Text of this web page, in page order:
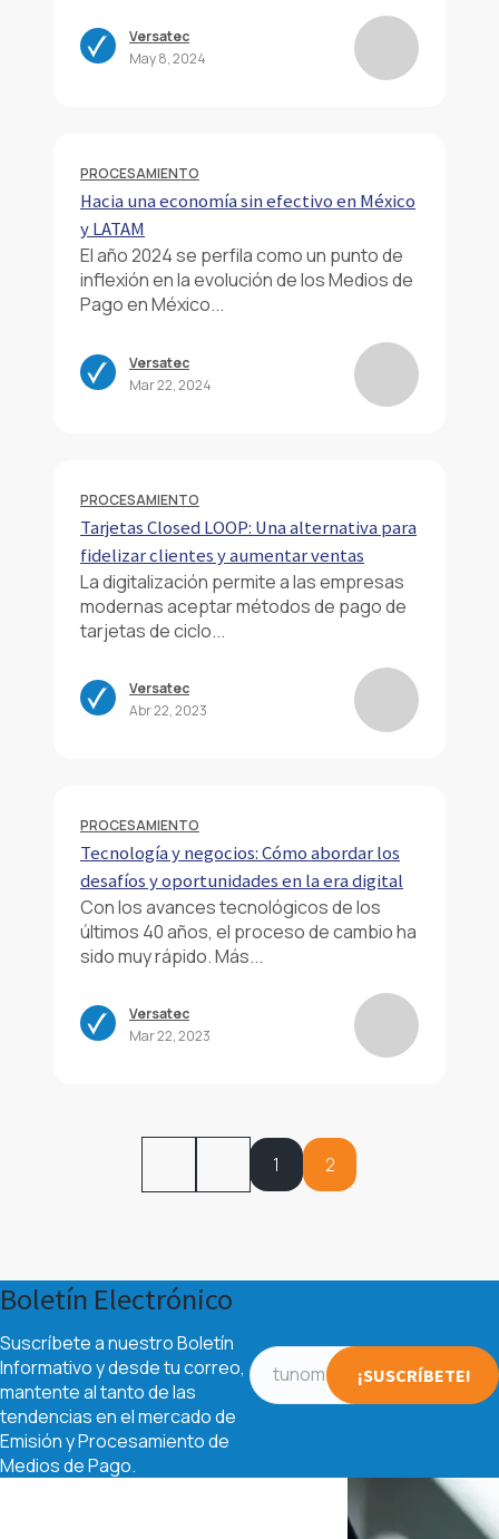
Versatec
May 8, 2024
PROCESAMIENTO
Hacia una economía sin efectivo en México
y LATAM
El año 2024 se perfila como un punto de
inflexión en la evolución de los Medios de
Pago en México...
Versatec
Mar 22, 2024
PROCESAMIENTO
Tarjetas Closed LOOP: Una alternativa para
fidelizar clientes y aumentar ventas
La digitalización permite a las empresas
modernas aceptar métodos de pago de
tarjetas de ciclo...
Versatec
Abr 22, 2023
PROCESAMIENTO
Tecnología y negocios: Cómo abordar los
desafíos y oportunidades en la era digital
Con los avances tecnológicos de los
últimos 40 años, el proceso de cambio ha
sido muy rápido. Más...
Versatec
Mar 22, 2023
ANT. 1 2
Boletín Electrónico
Suscríbete a nuestro Boletín
Informativo y desde tu correo,
mantente al tanto de las
tendencias en el mercado de
Emisión y Procesamiento de
Medios de Pago.